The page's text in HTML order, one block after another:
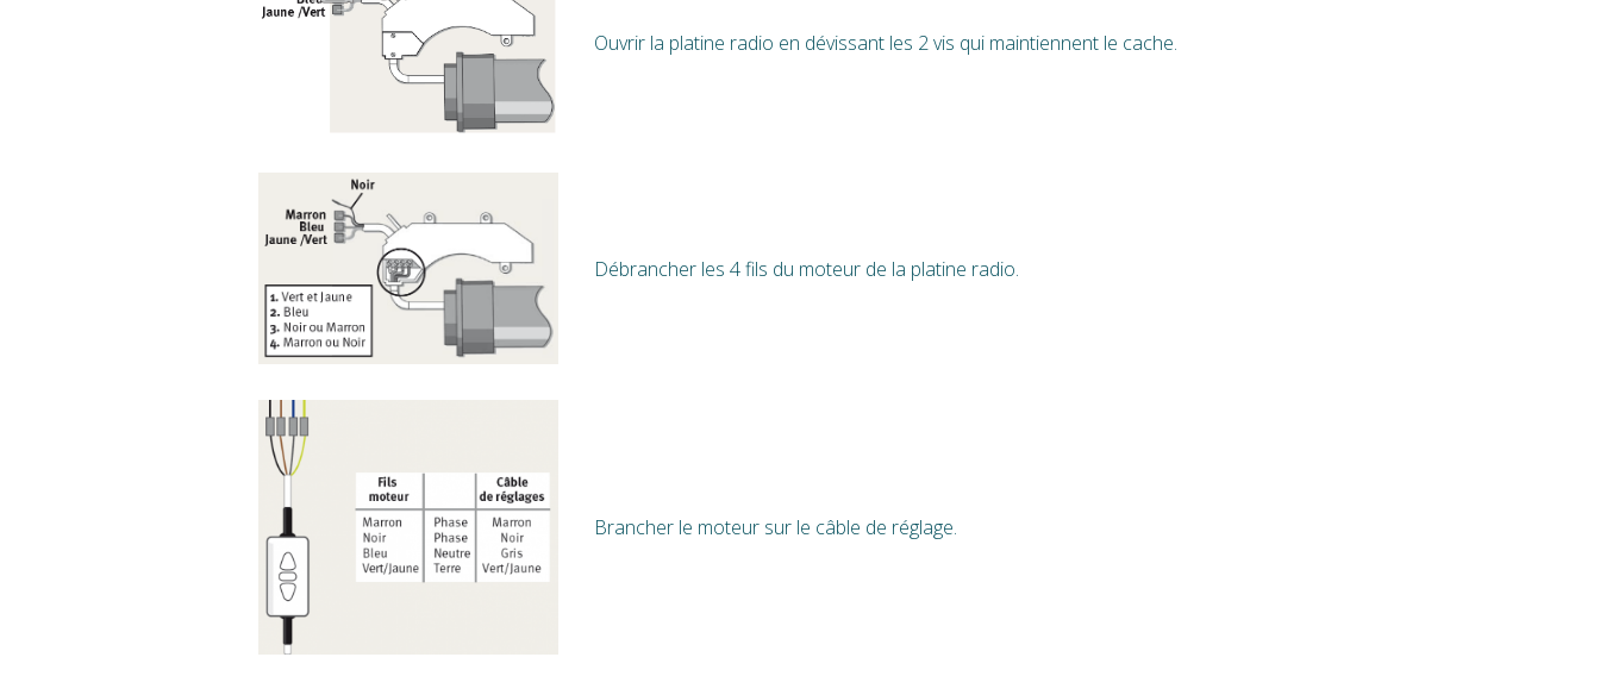
Ouvrir la platine radio en dévissant les 2 vis qui maintiennent le cache.
Débrancher les 4 fils du moteur de la platine radio.
Brancher le moteur sur le câble de réglage.